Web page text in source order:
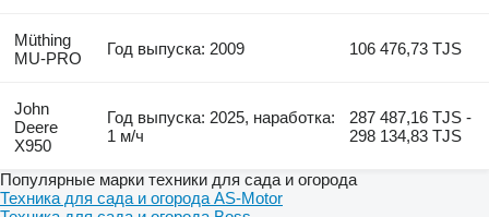
Müthing
MU-PRO
Год выпуска: 2009 106 476,73 TJS
John
Deere
X950
Год выпуска: 2025, наработка:
1 м/ч
287 487,16 TJS -
298 134,83 TJS
Популярные марки техники для сада и огорода
Техника для сада и огорода AS-Motor